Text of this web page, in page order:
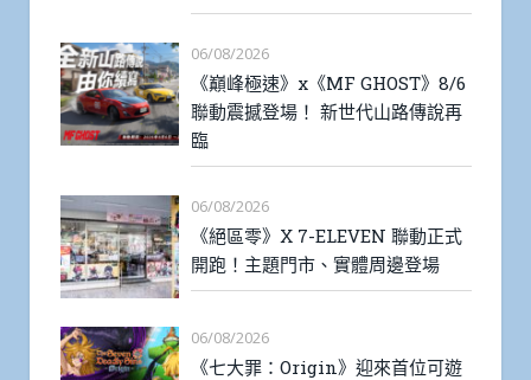
06/08/2026
《巔峰極速》x《MF GHOST》8/6
聯動震撼登場！ 新世代山路傳說再
臨
06/08/2026
《絕區零》X 7-ELEVEN 聯動正式
開跑！主題門市、實體周邊登場
06/08/2026
《七大罪：Origin》迎來首位可遊